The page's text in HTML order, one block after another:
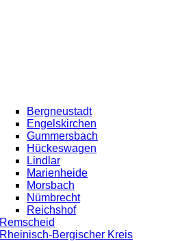
Bergneustadt
Engelskirchen
Gummersbach
Hückeswagen
Lindlar
Marienheide
Morsbach
Nümbrecht
Reichshof
Remscheid
Rheinisch-Bergischer Kreis